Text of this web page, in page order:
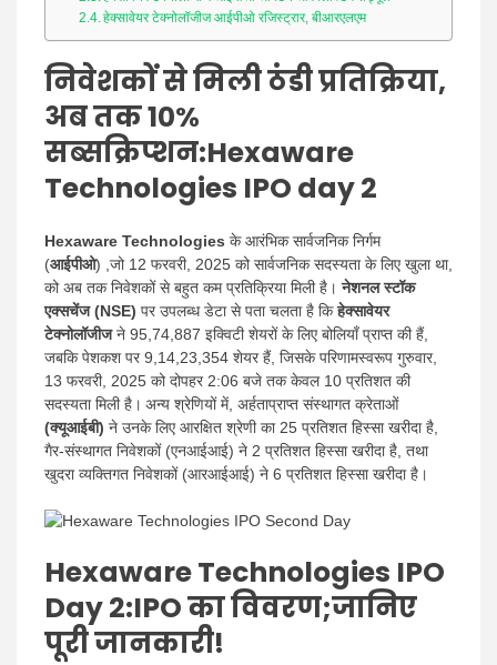
हेक्सावेयर टेक्नोलॉजीज आईपीओ रजिस्ट्रार, बीआरएलएम
निवेशकों से मिली ठंडी प्रतिक्रिया,
अब तक 10%
सब्सक्रिप्शन:Hexaware
Technologies IPO day 2
Hexaware Technologies के आरंभिक सार्वजनिक निर्गम
(आईपीओ) ,जो 12 फरवरी, 2025 को सार्वजनिक सदस्यता के लिए खुला था,
को अब तक निवेशकों से बहुत कम प्रतिक्रिया मिली है। नेशनल स्टॉक
एक्सचेंज (NSE) पर उपलब्ध डेटा से पता चलता है किहेक्सावेयर
टेक्नोलॉजीजने 95,74,887 इक्विटी शेयरों के लिए बोलियाँ प्राप्त की हैं,
जबकि पेशकश पर 9,14,23,354 शेयर हैं, जिसके परिणामस्वरूप गुरुवार,
13 फरवरी, 2025 को दोपहर 2:06 बजे तक केवल 10 प्रतिशत की
सदस्यता मिली है। अन्य श्रेणियों में, अर्हताप्राप्त संस्थागत क्रेताओं
(क्यूआईबी) ने उनके लिए आरक्षित श्रेणी का 25 प्रतिशत हिस्सा खरीदा है,
गैर-संस्थागत निवेशकों (एनआईआई) ने 2 प्रतिशत हिस्सा खरीदा है, तथा
खुदरा व्यक्तिगत निवेशकों (आरआईआई) ने 6 प्रतिशत हिस्सा खरीदा है।
Hexaware Technologies IPO
Day 2:IPO काविवरण;जानिए
पूरी जानकारी!